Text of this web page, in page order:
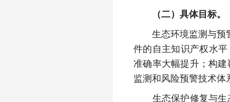
（二）具体目标。
生态环境监测与预警
件的自主知识产权水
准确率大幅提升；构
监测和风险预警技术
生态保护修复与生态